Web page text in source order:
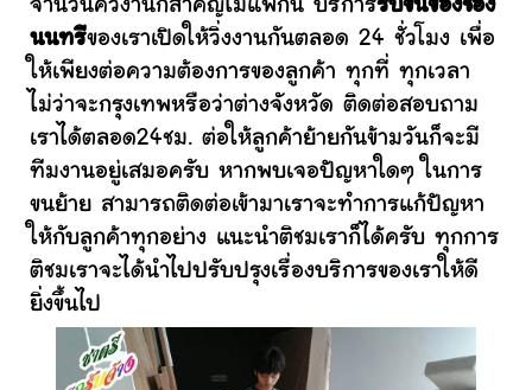
จำนวนคิวงานก็สำคัญไม่แพ้กัน บริการรับขนของช่อง
นนทรีของเราเปิดให้วิ่งงานกันตลอด 24 ชั่วโมง เพื่อ
ให้เพียงต่อความต้องการของลูกค้า ทุกที่ ทุกเวลา
ไม่ว่าจะกรุงเทพหรือว่าต่างจังหวัด ติดต่อสอบถาม
เราได้ตลอด24ชม. ต่อให้ลูกค้าย้ายกันข้ามวันก็จะมี
ทีมงานอยู่เสมอครับ หากพบเจอปัญหาใดๆ ในการ
ขนย้าย สามารถติดต่อเข้ามาเราจะทำการแก้ปัญหา
ให้กับลูกค้าทุกอย่าง แนะนำติชมเราก็ได้ครับ ทุกการ
ติชมเราจะได้นำไปปรับปรุงเรื่องบริการของเราให้ดี
ยิ่งขึ้นไป